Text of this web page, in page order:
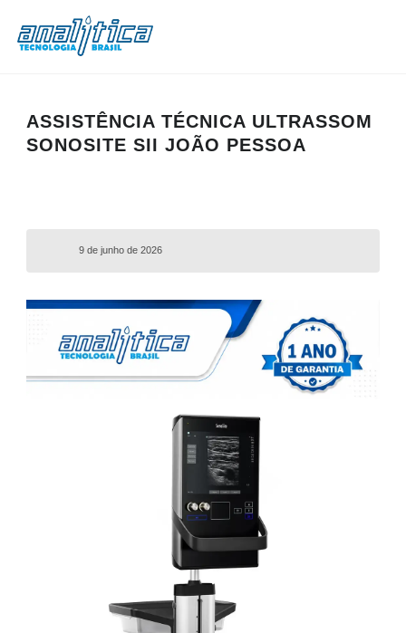
ASSISTÊNCIA TÉCNICA ULTRASSOM
SONOSITE SII JOÃO PESSOA
9 de junho de 2026